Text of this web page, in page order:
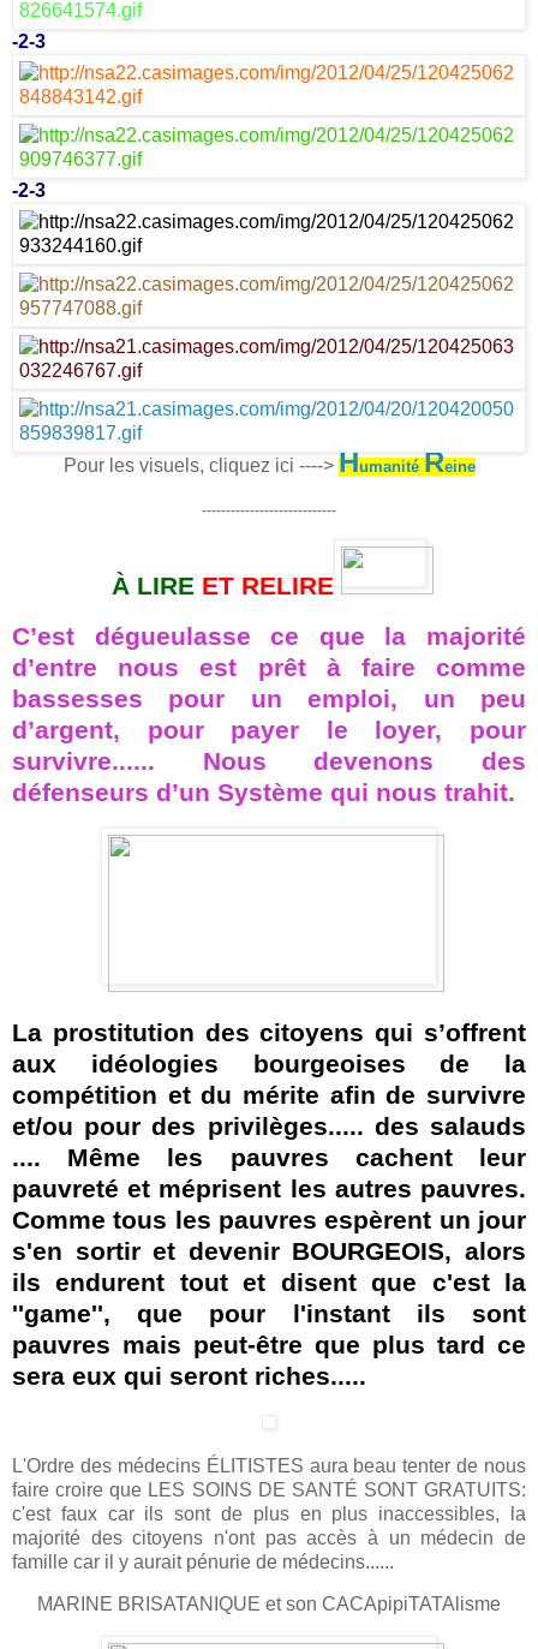
-2-3
-2-3
Pour les visuels, cliquez ici ----> Humanité Reine
----------------------------
À LIRE ET RELIRE
C’est dégueulasse ce que la majorité
d’entre nous est prêt à faire comme
bassesses pour un emploi, un peu
d’argent, pour payer le loyer, pour
survivre...... Nous devenons des
défenseurs d’un Système qui nous trahit.
La prostitution des citoyens qui s’offrent
aux idéologies bourgeoises de la
compétition et du mérite afin de survivre
et/ou pour des privilèges..... des salauds
.... Même les pauvres cachent leur
pauvreté et méprisent les autres pauvres.
Comme tous les pauvres espèrent un jour
s'en sortir et devenir BOURGEOIS, alors
ils endurent tout et disent que c'est la
''game'', que pour l'instant ils sont
pauvres mais peut-être que plus tard ce
sera eux qui seront riches.....
L'Ordre des médecins ÉLITISTES aura beau tenter de nous
faire croire que LES SOINS DE SANTÉ SONT GRATUITS:
c'est faux car ils sont de plus en plus inaccessibles, la
majorité des citoyens n'ont pas accès à un médecin de
famille car il y aurait pénurie de médecins......
MARINE BRISATANIQUE et son CACApipiTATAlisme